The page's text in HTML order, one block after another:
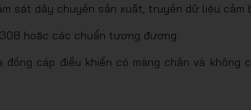
sát dây chuyền sản xuất, truyền dữ liệu cảm
hoặc các chuẩn tương đương.
cáp điều khiển có màng chắn và không